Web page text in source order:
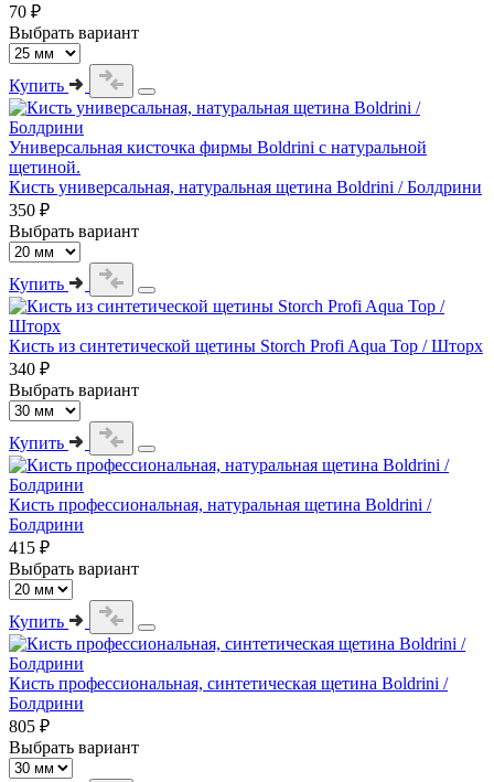
70 ₽
Выбрать вариант
Купить
Универсальная кисточка фирмы Boldrini с натуральной
щетиной.
Кисть универсальная, натуральная щетина Boldrini / Болдрини
350 ₽
Выбрать вариант
Купить
Кисть из синтетической щетины Storch Profi Aqua Top / Шторх
340 ₽
Выбрать вариант
Купить
Кисть профессиональная, натуральная щетина Boldrini /
Болдрини
415 ₽
Выбрать вариант
Купить
Кисть профессиональная, синтетическая щетина Boldrini /
Болдрини
805 ₽
Выбрать вариант